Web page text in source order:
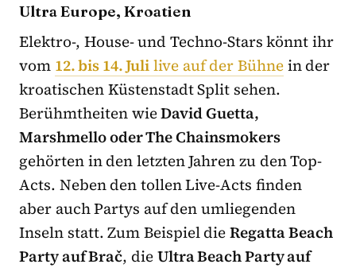
Ultra Europe, Kroatien
Elektro-, House- und Techno-Stars könnt ihr
vom 12. bis 14. Julilive auf der Bühnein der
kroatischen Küstenstadt Split sehen.
Berühmtheiten wieDavid Guetta,
Marshmello oder The Chainsmokers
gehörten in den letzten Jahren zu den Top-
Acts. Neben den tollen Live-Acts finden
aber auch Partys auf den umliegenden
Inseln statt. Zum Beispiel dieRegatta Beach
Party auf Brač, dieUltra Beach Party auf